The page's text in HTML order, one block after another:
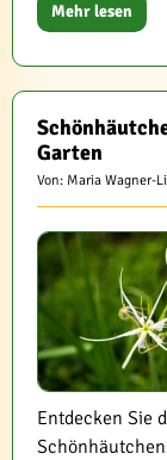
Mehr lesen
Garten
Von: Maria Wagner-
Entdecken Sie